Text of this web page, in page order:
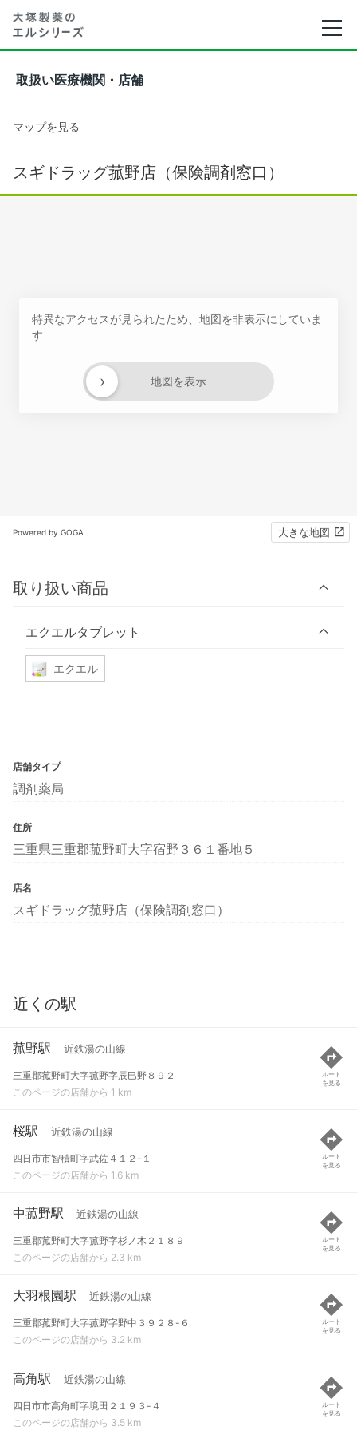
取扱い医療機関・店舗
マップを見る
スギドラッグ菰野店（保険調剤窓口）
特異なアクセスが見られたため、地図を非表示にしていま
す
地図を表示
›
Powered by GOGA 大きな地図
取り扱い商品
エクエルタブレット
エクエル
店舗タイプ
調剤薬局
住所
三重県三重郡菰野町大字宿野３６１番地５
店名
スギドラッグ菰野店（保険調剤窓口）
近くの駅
菰野駅 近鉄湯の山線
三重郡菰野町大字菰野字辰巳野８９２
このページの店舗から 1 km
ルート
を見る
桜駅 近鉄湯の山線
四日市市智積町字武佐４１２-１
このページの店舗から 1.6 km
ルート
を見る
中菰野駅 近鉄湯の山線
三重郡菰野町大字菰野字杉ノ木２１８９
このページの店舗から 2.3 km
ルート
を見る
大羽根園駅 近鉄湯の山線
三重郡菰野町大字菰野字野中３９２８-６
このページの店舗から 3.2 km
ルート
を見る
高角駅 近鉄湯の山線
四日市市高角町字境田２１９３-４
このページの店舗から 3.5 km
ルート
を見る